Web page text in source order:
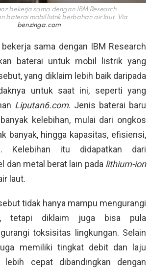
bekerja sama dengan IBM Research
baterai mobil listrik berbahan air laut. Via
benzinga.com
bekerja sama dengan IBM Research
baterai untuk mobil listrik yang
yang diklaim lebih baik daripada
untuk saat ini, seperti yang
Liputan6.com. Jenis baterai baru
kelebihan, mulai dari ongkos
banyak, hingga kapasitas, efisiensi,
Kelebihan itu didapatkan dari
dan metal berat lain pada lithium-ion
laut.
tidak hanya mampu mengurangi
tetapi diklaim juga bisa pula
toksisitas lingkungan. Selain
memiliki tingkat debit dan laju
lebih cepat dibandingkan dengan